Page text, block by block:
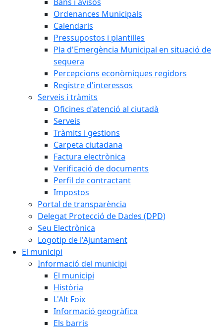
Ordenances Municipals
Calendaris
Pressupostos i plantilles
Pla d'Emergència Municipal en situació de
sequera
Percepcions econòmiques regidors
Registre d'interessos
Serveis i tràmits
Oficines d'atenció al ciutadà
Serveis
Tràmits i gestions
Carpeta ciutadana
Factura electrònica
Verificació de documents
Perfil de contractant
Impostos
Portal de transparència
Delegat Protecció de Dades (DPD)
Seu Electrònica
Logotip de l'Ajuntament
El municipi
Informació del municipi
El municipi
Història
L'Alt Foix
Informació geogràfica
Els barris